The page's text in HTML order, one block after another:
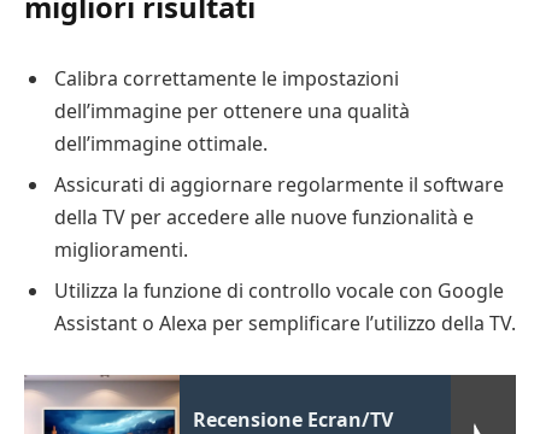
Calibra correttamente le impostazioni
dell’immagine per ottenere una qualità
dell’immagine ottimale.
Assicurati di aggiornare regolarmente il software
della TV per accedere alle nuove funzionalità e
miglioramenti.
Utilizza la funzione di controllo vocale con Google
Assistant o Alexa per semplificare l’utilizzo della TV.
Recensione Ecran/TV